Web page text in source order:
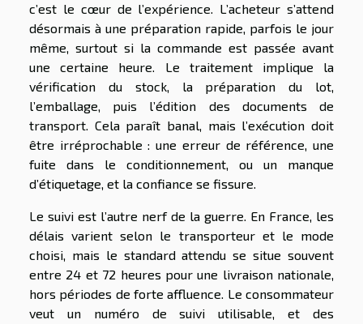
c’est le cœur de l’expérience. L’acheteur s’attend
désormais à une préparation rapide, parfois le jour
même, surtout si la commande est passée avant
une certaine heure. Le traitement implique la
vérification du stock, la préparation du lot,
l’emballage, puis l’édition des documents de
transport. Cela paraît banal, mais l’exécution doit
être irréprochable : une erreur de référence, une
fuite dans le conditionnement, ou un manque
d’étiquetage, et la confiance se fissure.
Le suivi est l’autre nerf de la guerre. En France, les
délais varient selon le transporteur et le mode
choisi, mais le standard attendu se situe souvent
entre 24 et 72 heures pour une livraison nationale,
hors périodes de forte affluence. Le consommateur
veut un numéro de suivi utilisable, et des